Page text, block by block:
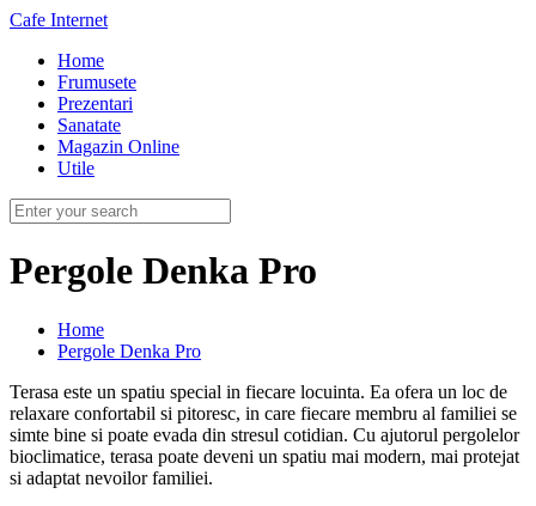
Cafe Internet
Home
Frumusete
Prezentari
Sanatate
Magazin Online
Utile
Pergole Denka Pro
Home
Pergole Denka Pro
Terasa este un spatiu special in fiecare locuinta. Ea ofera un loc de
relaxare confortabil si pitoresc, in care fiecare membru al familiei se
simte bine si poate evada din stresul cotidian. Cu ajutorul pergolelor
bioclimatice, terasa poate deveni un spatiu mai modern, mai protejat
si adaptat nevoilor familiei.